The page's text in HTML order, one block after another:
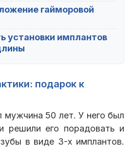
гайморовой
установки имплантов
подарок к
50 лет. У него был
решили его порадовать и
в виде 3-х имплантов.